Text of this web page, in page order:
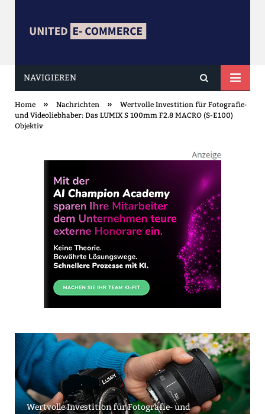
united ECOMMERCE
NAVIGIEREN
Home » Nachrichten »
Wertvolle Investition für Fotografie-
und Videoliebhaber: Das LUMIX S 100mm F2.8 MACRO (S-E100)
Objektiv
Wertvolle Investition für Fotografie- und